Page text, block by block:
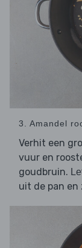
3. Amandel
Verhit een
vuur en
goudbruin.
uit de pan en